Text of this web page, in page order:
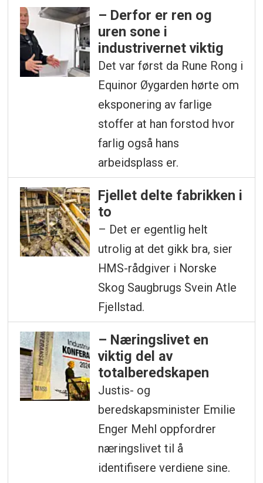
– Derfor er ren og
uren sone i
industrivernet viktig
Det var først da Rune Rong i
Equinor Øygarden hørte om
eksponering av farlige
stoffer at han forstod hvor
farlig også hans
arbeidsplass er.
Fjellet delte fabrikken i
to
– Det er egentlig helt
utrolig at det gikk bra, sier
HMS-rådgiver i Norske
Skog Saugbrugs Svein Atle
Fjellstad.
– Næringslivet en
viktig del av
totalberedskapen
Justis- og
beredskapsminister Emilie
Enger Mehl oppfordrer
næringslivet til å
identifisere verdiene sine.